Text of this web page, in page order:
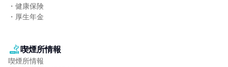
・健康保険
・厚生年金
喫煙所情報
喫煙所情報